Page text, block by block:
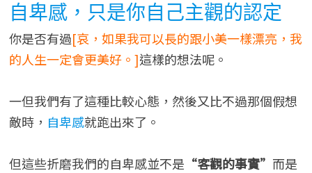
自卑感，只是你自己主觀的認定
你是否有過[哀，如果我可以長的跟小美一樣漂亮，我
的人生一定會更美好。]這樣的想法呢。
一但我們有了這種比較心態，然後又比不過那個假想
敵時， 自卑感就跑出來了。
但這些折磨我們的自卑感並不是 “客觀的事實” 而是